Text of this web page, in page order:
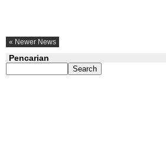
« Newer News
Pencarian